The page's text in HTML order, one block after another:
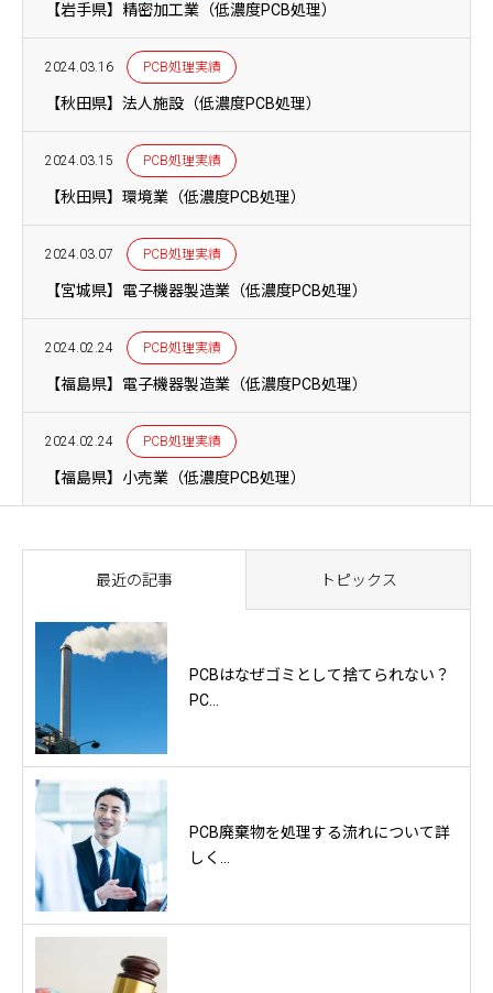
【岩手県】精密加工業（低濃度PCB処理）
2024.03.16 PCB処理実績
【秋田県】法人施設（低濃度PCB処理）
2024.03.15 PCB処理実績
【秋田県】環境業（低濃度PCB処理）
2024.03.07 PCB処理実績
【宮城県】電子機器製造業（低濃度PCB処理）
2024.02.24 PCB処理実績
【福島県】電子機器製造業（低濃度PCB処理）
2024.02.24 PCB処理実績
【福島県】小売業（低濃度PCB処理）
最近の記事 トピックス
PCBはなぜゴミとして捨てられない？
PC...
PCB廃棄物を処理する流れについて詳
しく...